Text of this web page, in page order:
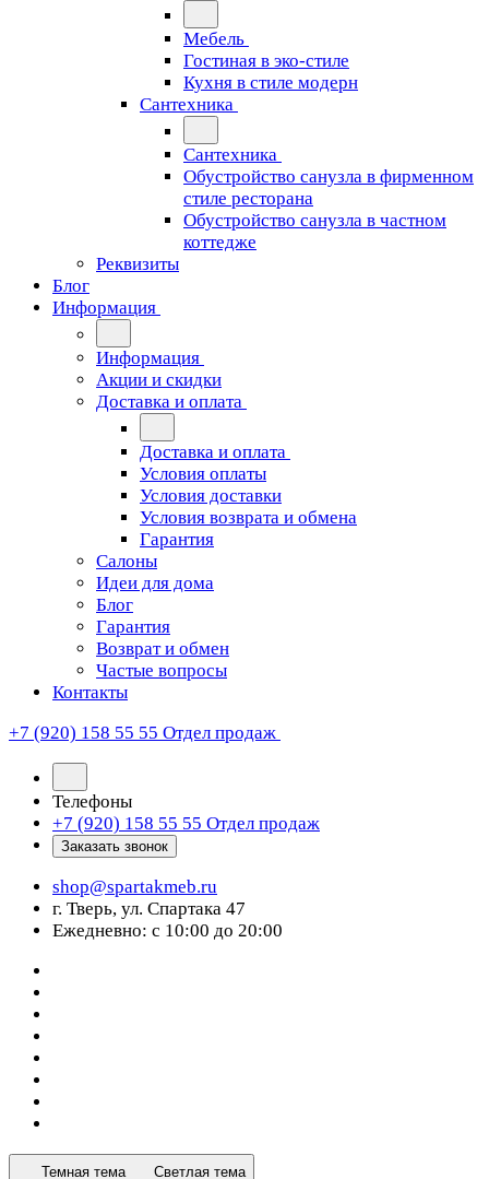
Мебель
Гостиная в эко-стиле
Кухня в стиле модерн
Сантехника
Сантехника
Обустройство санузла в фирменном
стиле ресторана
Обустройство санузла в частном
коттедже
Реквизиты
Блог
Информация
Информация
Акции и скидки
Доставка и оплата
Доставка и оплата
Условия оплаты
Условия доставки
Условия возврата и обмена
Гарантия
Салоны
Идеи для дома
Блог
Гарантия
Возврат и обмен
Частые вопросы
Контакты
+7 (920) 158 55 55 Отдел продаж
Телефоны
+7 (920) 158 55 55 Отдел продаж
Заказать звонок
shop@spartakmeb.ru
г. Тверь, ул. Спартака 47
Ежедневно: с 10:00 до 20:00
Темная тема Светлая тема